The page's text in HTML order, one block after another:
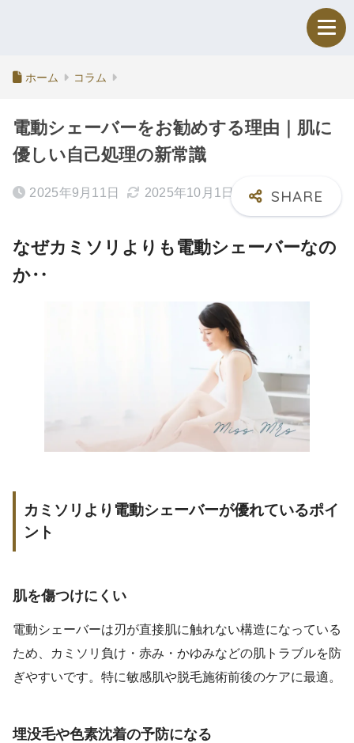
ホーム コラム
電動シェーバーをお勧めする理由｜肌に
優しい自己処理の新常識
2025年9月11日 2025年10月1日
なぜカミソリよりも電動シェーバーなの
か‥
カミソリより電動シェーバーが優れているポイ
ント
肌を傷つけにくい
電動シェーバーは刃が直接肌に触れない構造になっている
ため、カミソリ負け・赤み・かゆみなどの肌トラブルを防
ぎやすいです。特に敏感肌や脱毛施術前後のケアに最適。
埋没毛や色素沈着の予防になる